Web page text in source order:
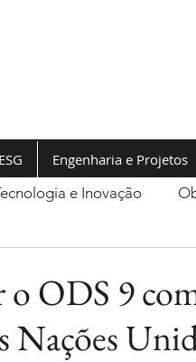
e Inovação
ODS 9
Nações
ESG Engenharia e Projetos